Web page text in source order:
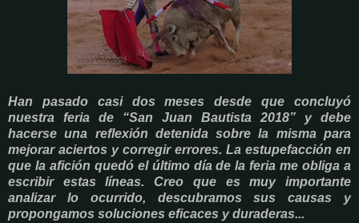
Han pasado casi dos meses desde que concluyó
nuestra feria de “San Juan Bautista 2018” y debe
hacerse una reflexión detenida sobre la misma para
mejorar aciertos y corregir errores. La estupefacción en
que la afición quedó el último día de la feria me obliga a
escribir estas líneas. Creo que es muy importante
analizar lo ocurrido, descubramos sus causas y
propongamos soluciones eficaces y duraderas...